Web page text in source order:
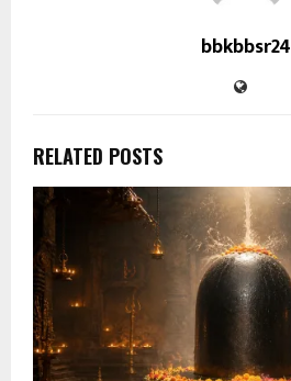
bbkbbsr24
RELATED POSTS